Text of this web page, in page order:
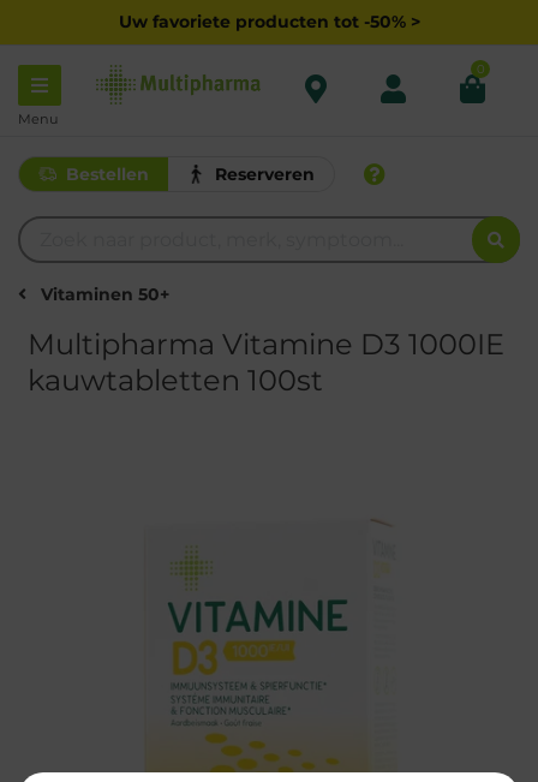
Uw favoriete producten tot -50% >
Menu
0
Bestellen Reserveren
Vitaminen 50+
Multipharma Vitamine D3 1000IE
kauwtabletten 100st